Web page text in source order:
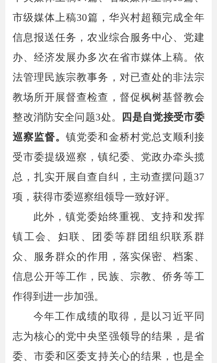
市级媒体上稿30篇 ， 华兴村超额完成全年
信息报送任务 ，农业综合服务中心、党建
办、经济发展办多次在省市媒体上稿。依
法管理民族宗教事务， 对已查处的非法宗
教场所开展督查检查 ，督促枫树基督教会
整改消防安全问题3处。 四是自觉接受市委
巡察监督。镇党委和金桥村党总支顺利接
受市委提级巡察，镇纪委、党政办牵头揽
总，扎实开展自查自纠， 主动查摆问题37
项，获得市委巡察组领导一致好评。
此外，镇党委始终重视、支持和发挥
镇工会、妇联、 团委等群团组织联系群
众、服务群众的作用，落实保密、档案、
信息公开等工作，民族、宗教、侨务等工
作得到进一步加强。
今年工作成绩的取得，是以习近平同
志为核心的党中央坚强领导的结果，是省
委、市委和区委支持关心的结果，也是全